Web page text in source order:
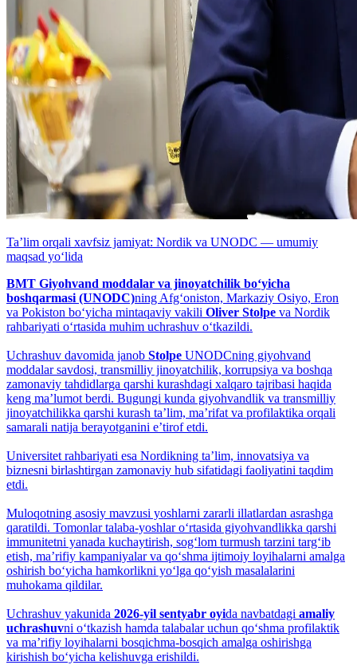
Taʼlim orqali xavfsiz jamiyat: Nordik va UNODC — umumiy
maqsad yo‘lida
BMT Giyohvand moddalar va jinoyatchilik bo‘yicha
boshqarmasi (UNODC)ning Afg‘oniston, Markaziy Osiyo, Eron
va Pokiston bo‘yicha mintaqaviy vakili Oliver Stolpe va Nordik
rahbariyati o‘rtasida muhim uchrashuv o‘tkazildi.
Uchrashuv davomida janob Stolpe UNODCning giyohvand
moddalar savdosi, transmilliy jinoyatchilik, korrupsiya va boshqa
zamonaviy tahdidlarga qarshi kurashdagi xalqaro tajribasi haqida
keng maʼlumot berdi. Bugungi kunda giyohvandlik va transmilliy
jinoyatchilikka qarshi kurash taʼlim, maʼrifat va profilaktika orqali
samarali natija berayotganini eʼtirof etdi.
Universitet rahbariyati esa Nordikning taʼlim, innovatsiya va
biznesni birlashtirgan zamonaviy hub sifatidagi faoliyatini taqdim
etdi.
Muloqotning asosiy mavzusi yoshlarni zararli illatlardan asrashga
qaratildi. Tomonlar talaba-yoshlar o‘rtasida giyohvandlikka qarshi
immunitetni yanada kuchaytirish, sog‘lom turmush tarzini targ‘ib
etish, maʼrifiy kampaniyalar va qo‘shma ijtimoiy loyihalarni amalga
oshirish bo‘yicha hamkorlikni yo‘lga qo‘yish masalalarini
muhokama qildilar.
Uchrashuv yakunida 2026-yil sentyabr oyida navbatdagi amaliy
uchrashuvni o‘tkazish hamda talabalar uchun qo‘shma profilaktik
va maʼrifiy loyihalarni bosqichma-bosqich amalga oshirishga
kirishish bo‘yicha kelishuvga erishildi.